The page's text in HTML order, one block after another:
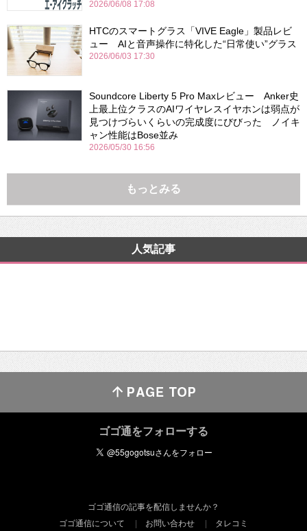
2026/06/08 17:08
HTCのスマートグラス「VIVE Eagle」製品レビ
ュー AIと音声操作に特化した“日常使い”グラス
2026/06/03 17:30
Soundcore Liberty 5 Pro Maxレビュー Anker史
上最上位クラスのAIワイヤレスイヤホンは弱点が
見つけづらいくらいの完成度にびびった ノイキ
ャン性能はBose並み
2026/05/30 16:56
もっとみる
人気記事
ゴゴ通をフォローする
ゴゴ通信の記事を配信しませんか？
ゴゴ通信について
お問い合わせ タレコミ